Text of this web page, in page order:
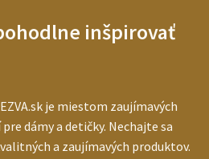
inšpirovať
je miestom zaujímavých
dámy a detičky. Nechajte sa
a zaujímavých produktov.